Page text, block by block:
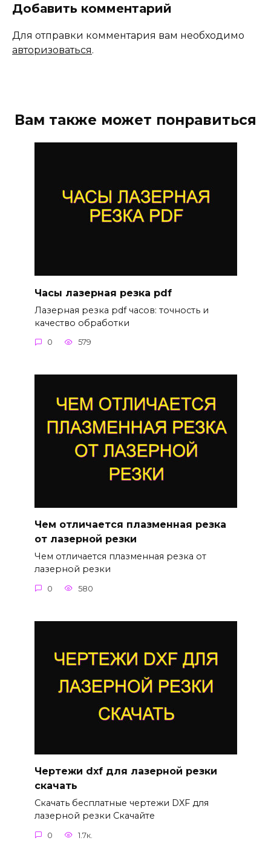
Добавить комментарий
Для отправки комментария вам необходимо
авторизоваться.
Вам также может понравиться
Часы лазерная резка pdf
Лазерная резка pdf часов: точность и
качество обработки
0 579
Чем отличается плазменная резка
от лазерной резки
Чем отличается плазменная резка от
лазерной резки
0 580
Чертежи dxf для лазерной резки
скачать
Скачать бесплатные чертежи DXF для
лазерной резки Скачайте
0 1.7к.